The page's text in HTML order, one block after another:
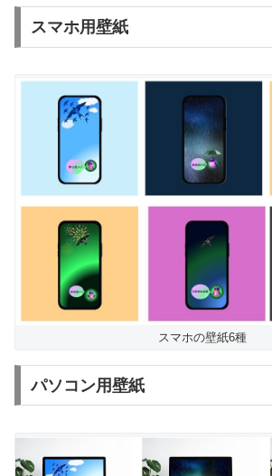
スマホ用壁紙
スマホの壁紙6種
パソコン用壁紙